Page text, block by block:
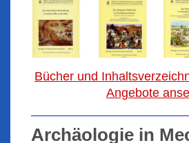
Bücher und
Angebote
Archäologie in